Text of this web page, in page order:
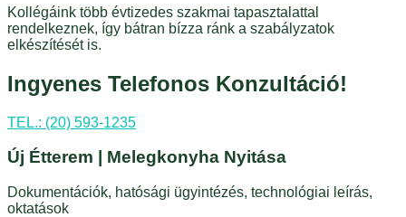
Kollégáink több évtizedes szakmai tapasztalattal
rendelkeznek, így bátran bízza ránk a szabályzatok
elkészítését is.
Ingyenes Telefonos Konzultáció!
TEL.: (20) 593-1235
Új Étterem | Melegkonyha Nyitása
Dokumentációk, hatósági ügyintézés, technológiai leírás,
oktatások